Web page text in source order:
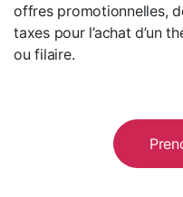
offres promotionnelles,
taxes pour l’achat d’un
ou filaire.